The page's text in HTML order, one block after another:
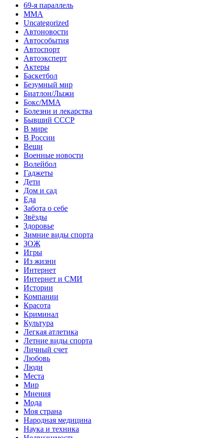
69-я параллель
MMA
Uncategorized
Автоновости
Автособытия
Автоспорт
Автоэксперт
Актеры
Баскетбол
Безумный мир
Биатлон/Лыжи
Бокс/MMA
Болезни и лекарства
Бывший СССР
В мире
В России
Вещи
Военные новости
Волейбол
Гаджеты
Дети
Дом и сад
Еда
Забота о себе
Звёзды
Здоровье
Зимние виды спорта
ЗОЖ
Игры
Из жизни
Интернет
Интернет и СМИ
Истории
Компании
Красота
Криминал
Культура
Легкая атлетика
Летние виды спорта
Личный счет
Любовь
Люди
Места
Мир
Мнения
Мода
Моя страна
Народная медицина
Наука и техника